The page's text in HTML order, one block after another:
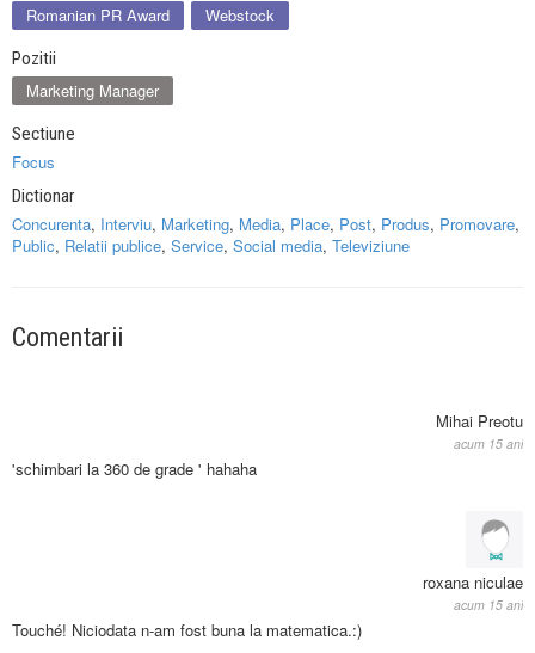
Romanian PR Award Webstock
Pozitii
Marketing Manager
Sectiune
Focus
Dictionar
Concurenta, Interviu, Marketing, Media, Place, Post, Produs, Promovare,
Public, Relatii publice, Service, Social media, Televiziune
Comentarii
Mihai Preotu
acum 15 ani
'schimbari la 360 de grade ' hahaha
roxana niculae
acum 15 ani
Touché! Niciodata n-am fost buna la matematica.:)